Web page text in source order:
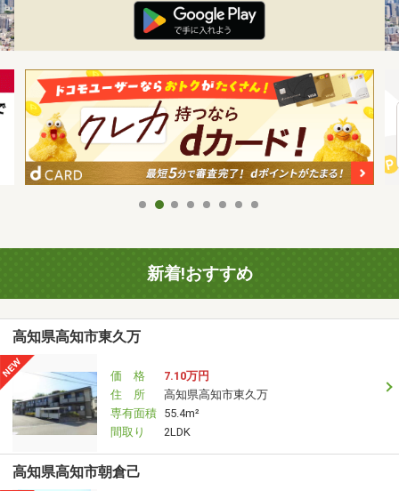
新着!おすすめ
高知県高知市東久万
価 格
7.10万円
住 所
高知県高知市東久万
専有面積 55.4m²
間取り
2LDK
高知県高知市朝倉己